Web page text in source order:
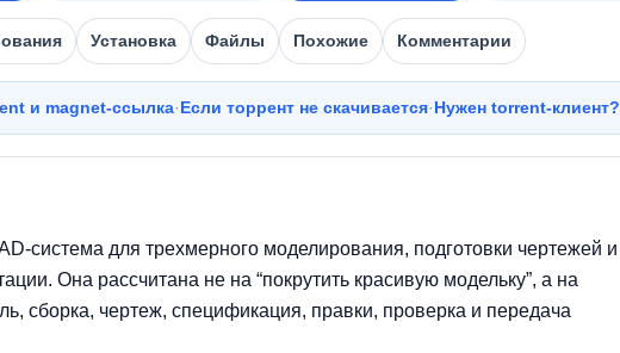
Установка Файлы Похожие Комментарии
и magnet-ссылка·Если торрент не скачивается·Нужен torrent-клиент?
для трехмерного моделирования, подготовки чертежей и
Она рассчитана не на “покрутить красивую модельку”, а на
сборка, чертеж, спецификация, правки, проверка и передача